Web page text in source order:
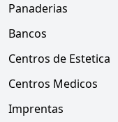
Panaderias
Bancos
Centros de Estetica
Centros Medicos
Imprentas